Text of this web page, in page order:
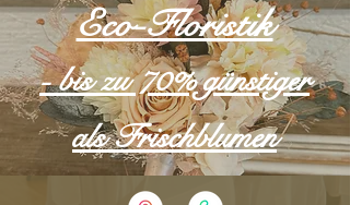
Eco-Floristik
- bis zu 70% günstiger
als Frischblumen